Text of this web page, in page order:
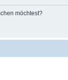
möchtest?